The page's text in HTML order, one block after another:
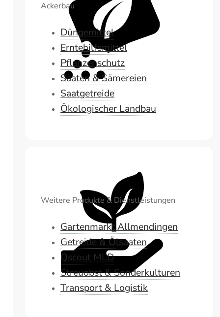
Ackerbau
Düngemittel
Erntehilfsmittel
Pflanzenschutz
Saaten & Sämereien
Saatgetreide
Ökologischer Landbau
Weitere Produkte & Dienstleistungen
Gartenmarkt Allmendingen
Getreide & Ölsaaten
Qscout MLD
Streuobst & Sonderkulturen
Transport & Logistik